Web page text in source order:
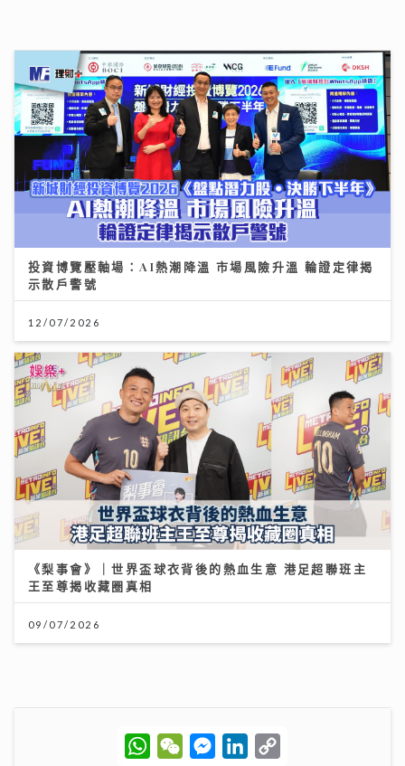
投資博覽壓軸場：AI熱潮降溫 市場風險升溫 輪證定律揭
12/07/2026
《梨事會》｜世界盃球衣背後的熱血生意 港足超聯班主
王至尊揭收藏圈真相
09/07/2026
W
h
W
e
M
e
L